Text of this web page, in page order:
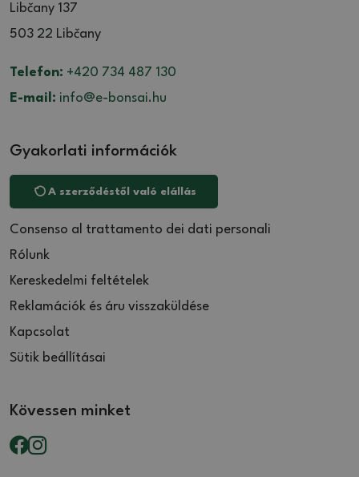
Libčany 137
503 22 Libčany
Telefon: +420 734 487 130
E-mail: info@e-bonsai.hu
Gyakorlati információk
A szerződéstől való elállás
Consenso al trattamento dei dati personali
Rólunk
Kereskedelmi feltételek
Reklamációk és áru visszaküldése
Kapcsolat
Sütik beállításai
Kövessen minket